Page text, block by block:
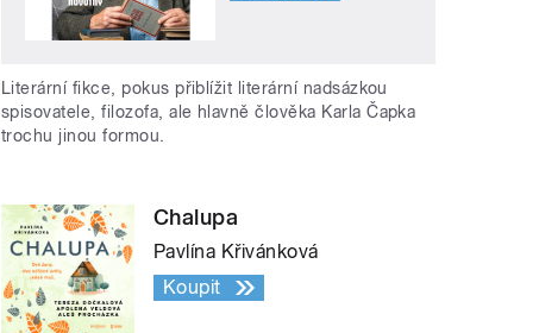
Literární fikce, pokus přiblížit literární nadsázkou
spisovatele, filozofa, ale hlavně člověka Karla Čapka
trochu jinou formou.
Chalupa
Pavlína Křivánková
Koupit